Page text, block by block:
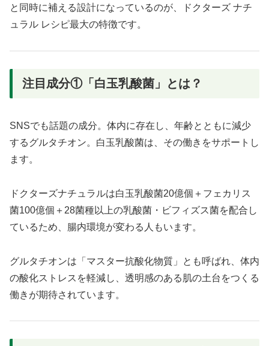
と同時に補える設計になっているのが、ドクターズ ナチ
ュラル レシピ最大の特徴です。
注目成分①「白玉乳酸菌」とは？
SNSでも話題の成分。体内に存在し、年齢とともに減少
するグルタチオン。白玉乳酸菌は、その働きをサポートし
ます。
ドクターズナチュラルは白玉乳酸菌20億個＋フェカリス
菌100億個＋28菌種以上の乳酸菌・ビフィズス菌を配合し
ているため、腸内環境が変わる人もいます。
グルタチオンは「マスター抗酸化物質」とも呼ばれ、体内
の酸化ストレスを軽減し、透明感のある肌の土台をつくる
働きが期待されています。